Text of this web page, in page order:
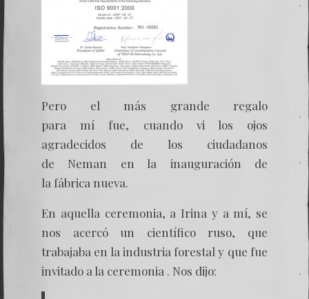
Pero el más grande regalo
para mí fue, cuando vi los ojos
agradecidos de los ciudadanos
de Neman en la inauguración de
la fábrica nueva.
En aquella ceremonia, a Irina y a mí, se
nos acercó un científico ruso, que
trabajaba en la industria forestal y que fue
invitado a la ceremonia . Nos dijo: